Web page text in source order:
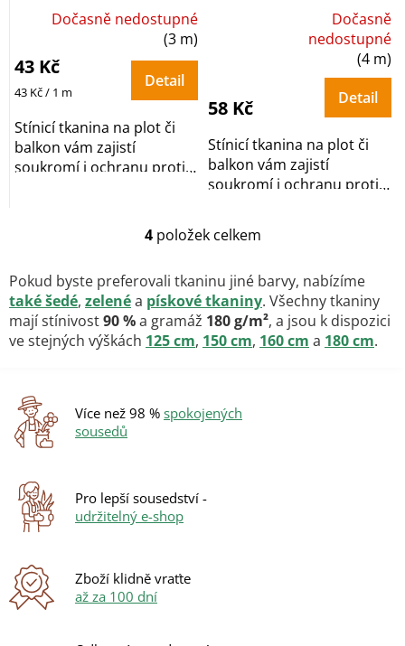
Dočasně nedostupné
(3 m)
43 Kč
Měrná
43 Kč / 1 m
Detail
Stínicí tkanina na plot či
balkon vám zajistí
soukromí i ochranu proti
5
hvězdiček.
Dočasně
nedostupné
(4 m)
58 Kč Detail
Stínicí tkanina na plot či
balkon vám zajistí
soukromí i ochranu proti
O
l
á
d
a
c
v
p
4položek celkem
Pokud byste preferovali tkaninu jiné barvy, nabízíme
také šedé, zelenéa pískové tkaniny. Všechny tkaniny
mají stínivost90 %a gramáž 180 g/m², a jsou k dispozici
ve stejných výškách 125 cm, 150 cm, 160 cm a 180 cm.
Více než 98 % spokojených
sousedů
Pro lepší sousedství -
udržitelný e-shop
Zboží klidně vraťte
až za 100 dní